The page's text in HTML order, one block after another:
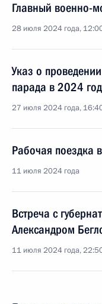
Главный военно-
28 июля 2024 года,
Указ о
парада в 2024
27 июля 2024 года,
Рабочая поездка
11 июля 2024 года
Встреча с
Александром
11 июля 2024 года,